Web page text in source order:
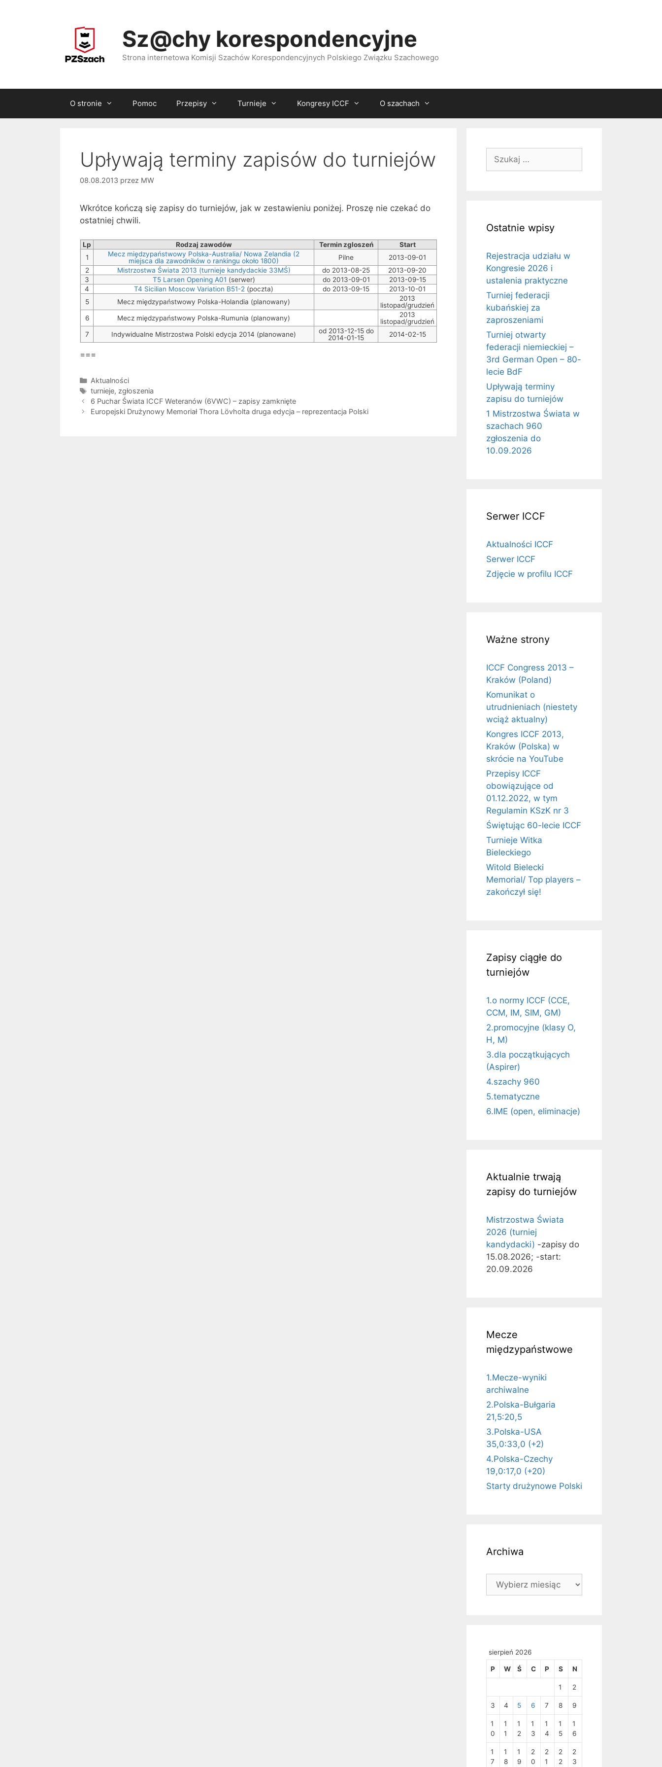
Sz@chy korespondencyjne
Strona internetowa Komisji Szachów Korespondencyjnych Polskiego Związku Szachowego
O stronie Pomoc Przepisy Turnieje Kongresy ICCF O szachach
Upływają terminy zapisów do turniejów
08.08.2013 przez MW
Wkrótce kończą się zapisy do turniejów, jak w zestawieniu poniżej. Proszę nie czekać do
ostatniej chwili.
Lp Rodzaj zawodów Termin zgloszeń
Start
1
Mecz międzypaństwowy Polska-Australia/ Nowa Zelandia (2
miejsca dla zawodników o rankingu około 1800)
Pilne
2013-09-01
2
Mistrzostwa Świata 2013 (turnieje kandydackie 33MŚ) do 2013-08-25
2013-09-20
3
T5 Larsen Opening A01 (serwer) do 2013-09-01
2013-09-15
4
T4 Sicilian Moscow Variation B51-2 (poczta) do 2013-09-15
2013-10-01
5
Mecz międzypaństwowy Polska-Holandia (planowany)
2013
listopad/grudzień
6
Mecz międzypaństwowy Polska-Rumunia (planowany)
2013
listopad/grudzień
7
Indywidualne Mistrzostwa Polski edycja 2014 (planowane)
od 2013-12-15 do
2014-01-15
2014-02-15
===
Kategorie
Aktualności
Tagi
turnieje, zgłoszenia
6 Puchar Świata ICCF Weteranów (6VWC) – zapisy zamknięte
Europejski Drużynowy Memoriał Thora Lövholta druga edycja – reprezenta​cja Polski
Ostatnie wpisy
Rejestracja udziału w
Kongresie 2026 i
ustalenia praktyczne
Turniej federacji
kubańskiej za
zaproszeniami
Turniej otwarty
federacji niemieckiej –
3rd German Open – 80-
lecie BdF
Upływają terminy
zapisu do turniejów
1 Mistrzostwa Świata w
szachach 960
zgłoszenia do
10.09.2026
Serwer ICCF
Aktualności ICCF
Serwer ICCF
Zdjęcie w profilu ICCF
Ważne strony
ICCF Congress 2013 –
Kraków (Poland)
Komunikat o
utrudnieniach (niestety
wciąż aktualny)
Kongres ICCF 2013,
Kraków (Polska) w
skrócie na YouTube
Przepisy ICCF
obowiązujące od
01.12.2022, w tym
Regulamin KSzK nr 3
Świętując 60-lecie ICCF
Turnieje Witka
Bieleckiego
Witold Bielecki
Memorial/ Top players –
zakończył się!
Zapisy ciągłe do
turniejów
1.o normy ICCF (CCE,
CCM, IM, SIM, GM)
2.promocyjne (klasy O,
H, M)
3.dla początkujących
(Aspirer)
4.szachy 960
5.tematyczne
6.IME (open, eliminacje)
Aktualnie trwają
zapisy do turniejów
Mistrzostwa Świata
2026 (turniej
kandydacki) -zapisy do
15.08.2026; -start:
20.09.2026
Mecze
międzypaństwowe
1.Mecze-wyniki
archiwalne
2.Polska-Bułgaria
21,5:20,5
3.Polska-USA
35,0:33,0 (+2)
4.Polska-Czechy
19,0:17,0 (+20)
Starty drużynowe Polski
Archiwa
Archiwa
sierpień 2026
P W Ś C P S N
1 2
3 4 5 6 7 8 9
1
0
1
1
1
2
1
3
1
4
1
5
1
6
1
7
1
8
1
9
2
0
2
1
2
2
2
3